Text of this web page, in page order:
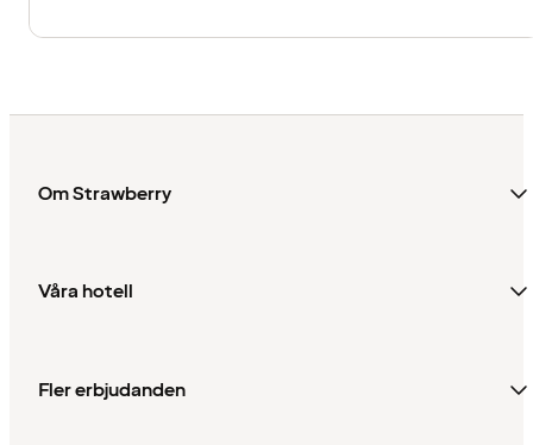
Om Strawberry
Våra hotell
Fler erbjudanden